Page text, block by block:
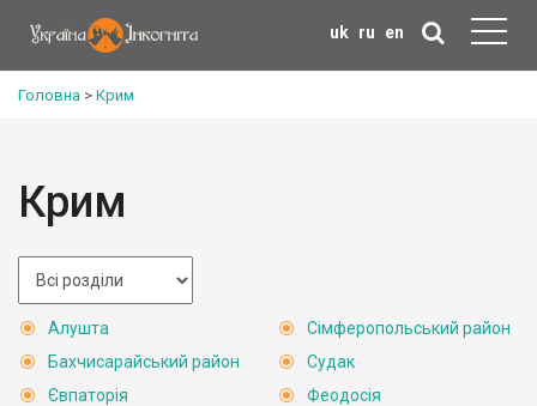
uk ru en
Головна > Крим
Крим
Алушта
Бахчисарайський район
Євпаторія
Сімферопольський район
Судак
Феодосія